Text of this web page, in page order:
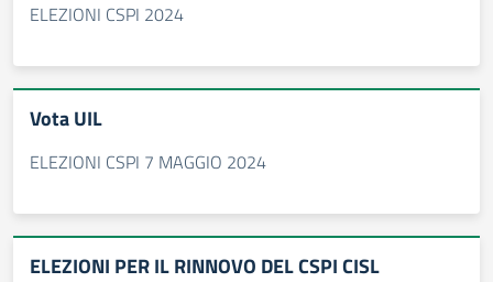
ELEZIONI CSPI 2024
Vota UIL
ELEZIONI CSPI 7 MAGGIO 2024
ELEZIONI PER IL RINNOVO DEL CSPI CISL